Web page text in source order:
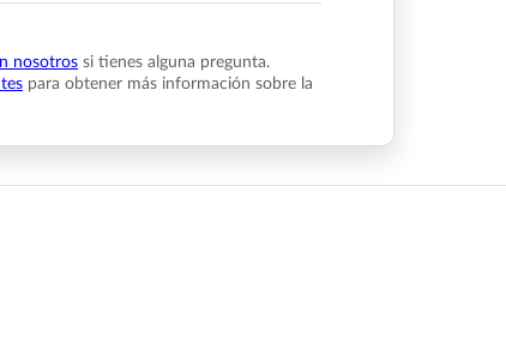
nosotros si tienes alguna pregunta.
para obtener más información sobre la